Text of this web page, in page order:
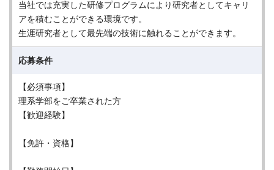
当社では充実した研修プログラムにより研究者としてキャリ
アを積むことができる環境です。
生涯研究者として最先端の技術に触れることができます。
応募条件
【必須事項】
理系学部をご卒業された方
【歓迎経験】
【免許・資格】